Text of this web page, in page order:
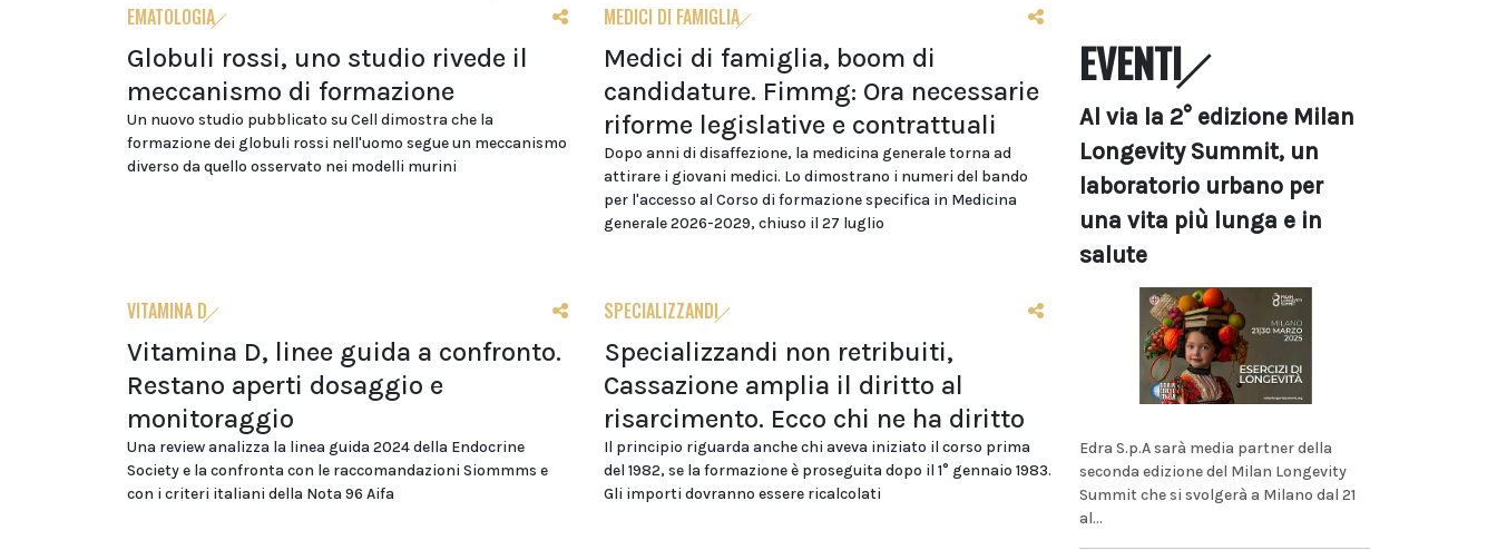
EMATOLOGIA
Globuli rossi, uno studio rivede il
meccanismo di formazione
Un nuovo studio pubblicato su Cell dimostra che la
formazione dei globuli rossi nell'uomo segue un meccanismo
diverso da quello osservato nei modelli murini
MEDICI DI FAMIGLIA
Medici di famiglia, boom di
candidature. Fimmg: Ora necessarie
riforme legislative e contrattuali
Dopo anni di disaffezione, la medicina generale torna ad
attirare i giovani medici. Lo dimostrano i numeri del bando
per l'accesso al Corso di formazione specifica in Medicina
generale 2026-2029, chiuso il 27 luglio
VITAMINA D
Vitamina D, linee guida a confronto.
Restano aperti dosaggio e
monitoraggio
Una review analizza la linea guida 2024 della Endocrine
Society e la confronta con le raccomandazioni Siommms e
con i criteri italiani della Nota 96 Aifa
SPECIALIZZANDI
Specializzandi non retribuiti,
Cassazione amplia il diritto al
risarcimento. Ecco chi ne ha diritto
Il principio riguarda anche chi aveva iniziato il corso prima
del 1982, se la formazione è proseguita dopo il 1° gennaio 1983.
Gli importi dovranno essere ricalcolati
EVENTI
Al via la 2° edizione Milan
Longevity Summit, un
laboratorio urbano per
una vita più lunga e in
salute
Edra S.p.A sarà media partner della
seconda edizione del Milan Longevity
Summit che si svolgerà a Milano dal 21
al...